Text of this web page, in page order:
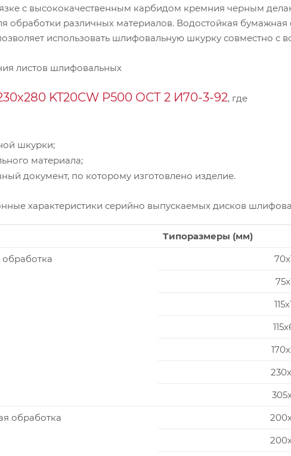
с высококачественным карбидом кремния черным
обработки различных материалов. Водостойкая бумажная
использовать шлифовальную шкурку совместно с
листов шлифовальных
KT20CW P500 ОСТ 2 И70-3-92, где
шкурки;
материала;
документ, по которому изготовлено изделие.
характеристики серийно выпускаемых дисков
Типоразмеры (мм)
обработка
обработка